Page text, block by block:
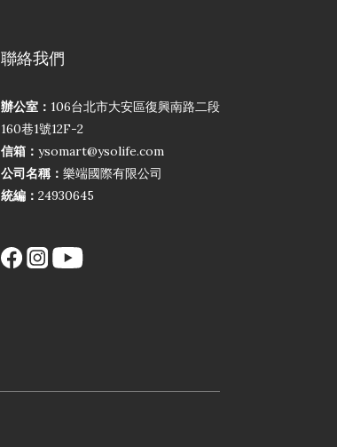
聯絡我們
辦公室： 106台北市大安區復興南路二段
160巷1號12F-2
信箱： ysomart@ysolife.com
公司名稱： 樂端國際有限公司
統編： 24930645